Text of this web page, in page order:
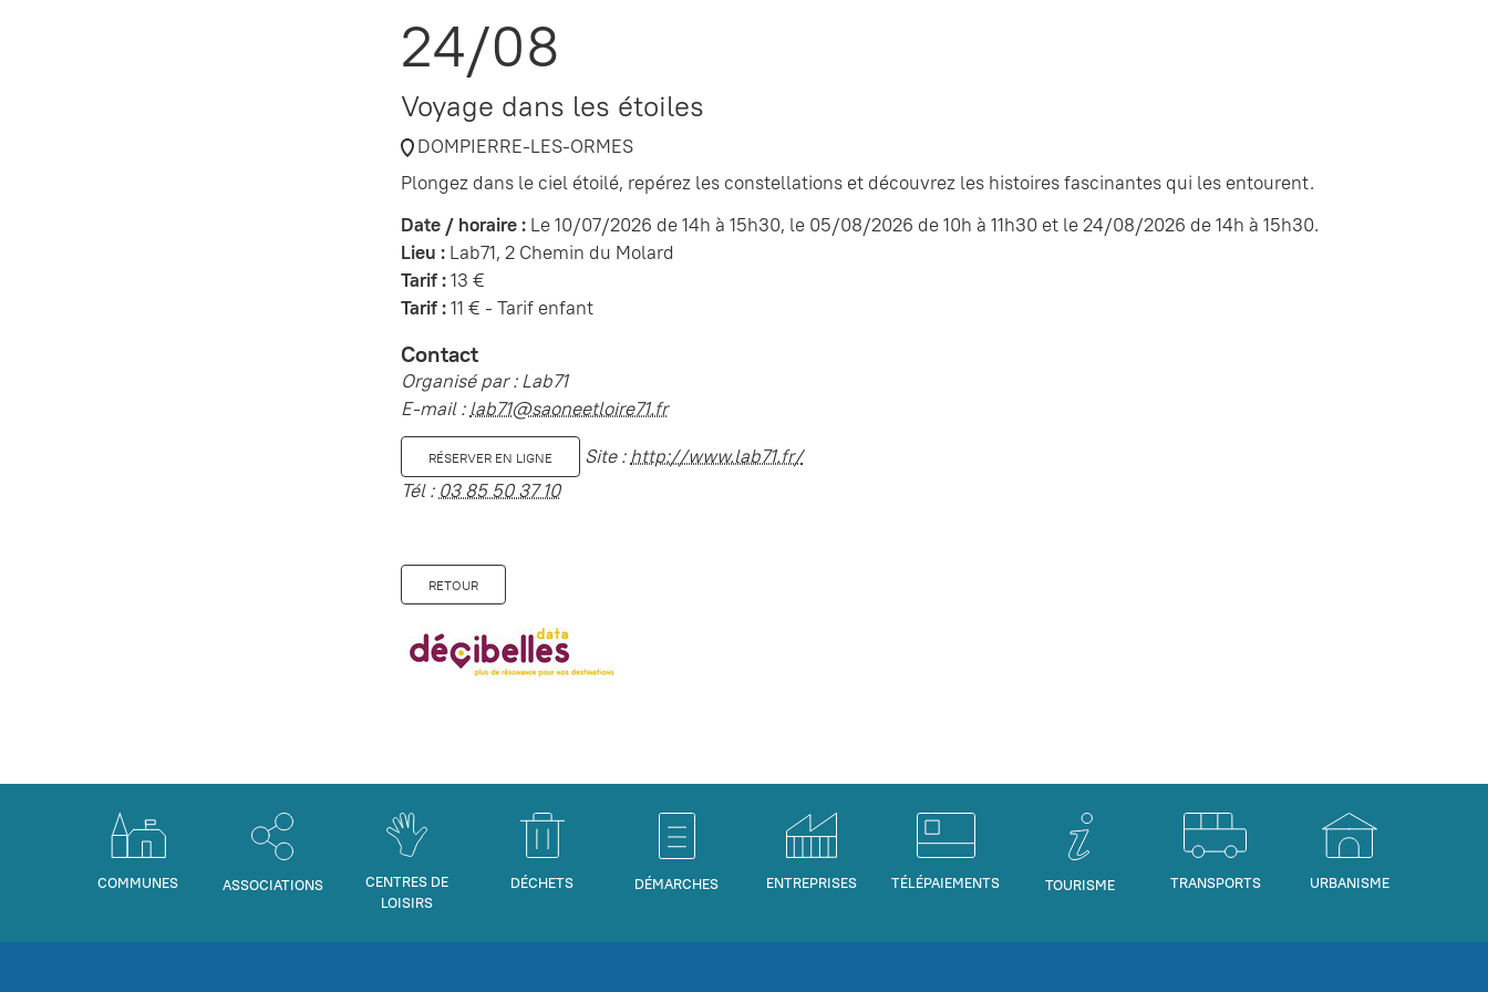
24/08
Voyage dans les étoiles
DOMPIERRE-LES-ORMES
Plongez dans le ciel étoilé, repérez les constellations et découvrez les histoires fascinantes qui les entourent.
Date / horaire : Le 10/07/2026 de 14h à 15h30, le 05/08/2026 de 10h à 11h30 et le 24/08/2026 de 14h à 15h30.
Lieu : Lab71, 2 Chemin du Molard
Tarif :13 €
Tarif :11 € - Tarif enfant
Contact
Organisé par : Lab71
E-mail : lab71@saoneetloire71.fr
RÉSERVER EN LIGNE Site :http://www.lab71.fr/
Tél : 03 85 50 37 10
RETOUR
COMMUNES ASSOCIATIONS
CENTRES DE
LOISIRS
DÉCHETS DÉMARCHES ENTREPRISES TÉLÉPAIEMENTS TOURISME TRANSPORTS URBANISME